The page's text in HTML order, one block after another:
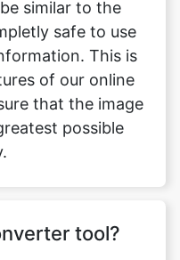
that the image
possible
tool?
image files are